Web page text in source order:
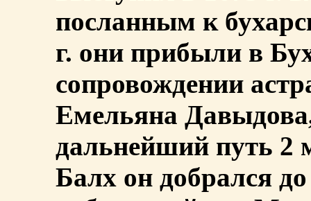
посланным к
г. они прибыли в
сопровождении
Емельяна
дальнейший путь 2
Балх он добрался